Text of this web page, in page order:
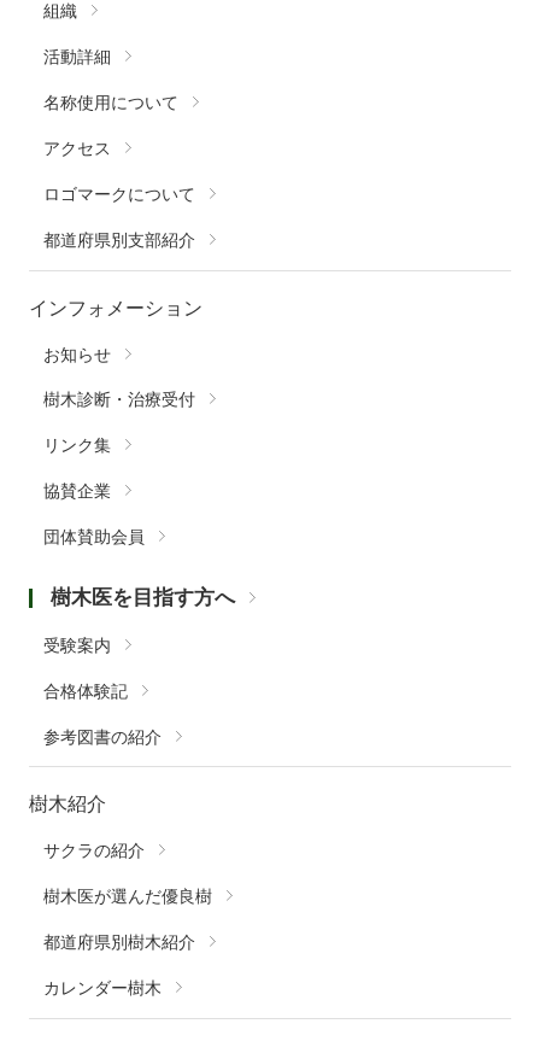
組織
活動詳細
名称使用について
アクセス
ロゴマークについて
都道府県別支部紹介
インフォメーション
お知らせ
樹木診断・治療受付
リンク集
協賛企業
団体賛助会員
樹木医を目指す方へ
受験案内
合格体験記
参考図書の紹介
樹木紹介
サクラの紹介
樹木医が選んだ優良樹
都道府県別樹木紹介
カレンダー樹木